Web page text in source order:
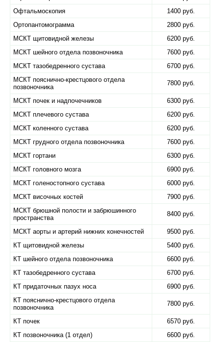
Офтальмоскопия
1400 руб.
Ортопантомограмма
2800 руб.
МСКТ щитовидной железы
6200 руб.
МСКТ шейного отдела позвоночника
7600 руб.
МСКТ тазобедренного сустава
6700 руб.
МСКТ пояснично-крестцового отдела
позвоночника
7800 руб.
МСКТ почек и надпочечников
6300 руб.
МСКТ плечевого сустава
6200 руб.
МСКТ коленного сустава
6200 руб.
МСКТ грудного отдела позвоночника
7600 руб.
МСКТ гортани
6300 руб.
МСКТ головного мозга
6900 руб.
МСКТ голеностопного сустава
6000 руб.
МСКТ височных костей
7900 руб.
МСКТ брюшной полости и забрюшинного
пространства
8400 руб.
МСКТ аорты и артерий нижних конечностей
9500 руб.
КТ щитовидной железы
5400 руб.
КТ шейного отдела позвоночника
6600 руб.
КТ тазобедренного сустава
6700 руб.
КТ придаточных пазух носа
6900 руб.
КТ пояснично-крестцового отдела
позвоночника
7800 руб.
КТ почек
6570 руб.
КТ позвоночника (1 отдел)
6600 руб.